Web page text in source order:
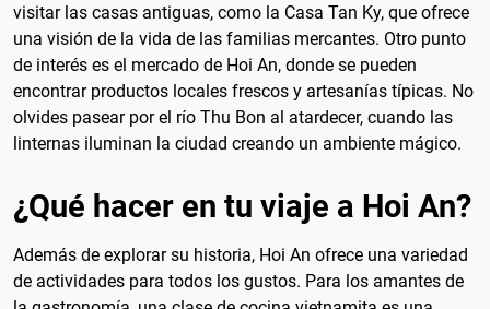
visitar las casas antiguas, como la Casa Tan Ky, que ofrece
una visión de la vida de las familias mercantes. Otro punto
de interés es el mercado de Hoi An, donde se pueden
encontrar productos locales frescos y artesanías típicas. No
olvides pasear por el río Thu Bon al atardecer, cuando las
linternas iluminan la ciudad creando un ambiente mágico.
¿Qué hacer en tu viaje a Hoi An?
Además de explorar su historia, Hoi An ofrece una variedad
de actividades para todos los gustos. Para los amantes de